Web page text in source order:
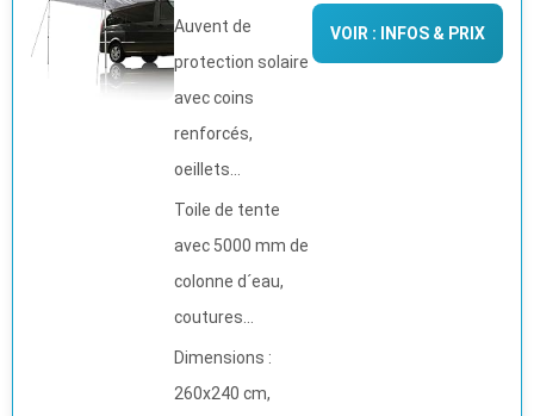
Auvent de
protection solaire
avec coins
renforcés,
oeillets...
Toile de tente
avec 5000 mm de
colonne d´eau,
coutures...
Dimensions :
260x240 cm,
VOIR : INFOS & PRIX